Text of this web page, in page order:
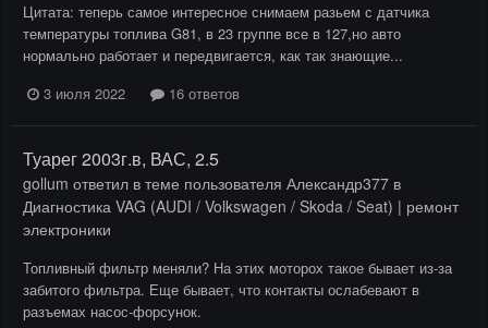
Цитата: теперь самое интересное снимаем разьем с датчика
температуры топлива G81, в 23 группе все в 127,но авто
нормально работает и передвигается, как так знающие...
3 июля 2022
16 ответов
Туарег 2003г.в, ВАС, 2.5
gollum ответил в теме пользователя Александр377 в
Диагностика VAG (AUDI / Volkswagen / Skoda / Seat) | ремонт
электроники
Топливный фильтр меняли? На этих моторох такое бывает из-за
забитого фильтра. Еще бывает, что контакты ослабевают в
разъемах насос-форсунок.